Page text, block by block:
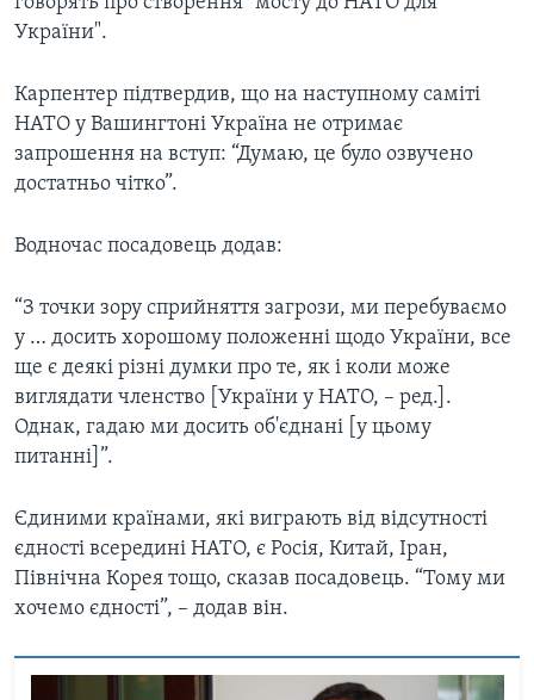
України".
Карпентер підтвердив, що на наступному саміті
НАТО у Вашингтоні Україна не отримає
запрошення на вступ: “Думаю, це було озвучено
достатньо чітко”.
Водночас посадовець додав:
“З точки зору сприйняття загрози, ми перебуваємо
у … досить хорошому положенні щодо України, все
ще є деякі різні думки про те, як і коли може
виглядати членство [України у НАТО, – ред.].
Однак, гадаю ми досить об'єднані [у цьому
питанні]”.
Єдиними країнами, які виграють від відсутності
єдності всередині НАТО, є Росія, Китай, Іран,
Північна Корея тощо, сказав посадовець. “Тому ми
хочемо єдності”, – додав він.